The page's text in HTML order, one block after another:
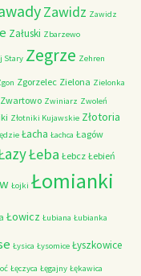
Zawidz Zawidz
Załuski Zbarzewo
Stary Zegrze Zehren
Zgorzelec Zielona Zielonka
Zwartowo Zwiniarz Zwoleń
Złotniki Kujawskie Złotoria
Łacha Łachca Łagów
Łeba Łebcz Łebień
Łojki Łomianki
Łowicz Łubiana Łubianka
Łysica Łysomice Łyszkowice
Łęczyca Łęgajny Łękawica